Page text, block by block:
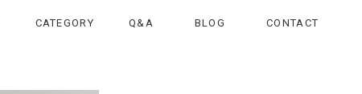
CATEGORY Q&A BLOG CONTACT